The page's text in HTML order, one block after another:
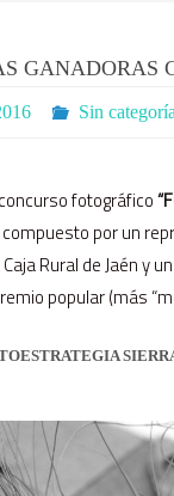
GANADORAS
Sin categoría
fotográfico
compuesto por un
Rural de Jaén
popular (más